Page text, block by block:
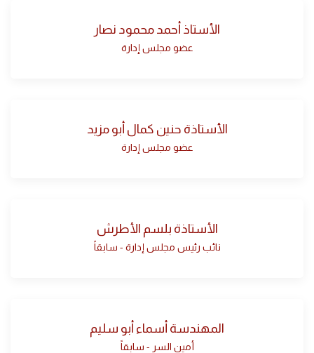
الأستاذ أحمد محمود نصار
عضو مجلس إدارة
الأستاذة حنين كمال أبو مزيد
عضو مجلس إدارة
الأستاذة بلسم الأطرش
نائب رئيس مجلس إدارة - سابقاً
المهندسة أسماء أبو سليم
أمين السر - سابقاً